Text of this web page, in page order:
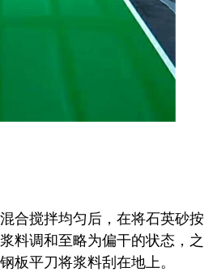
合搅拌均匀后，在将石英砂按
料调和至略为偏干的状态，之
板平刀将浆料刮在地上。